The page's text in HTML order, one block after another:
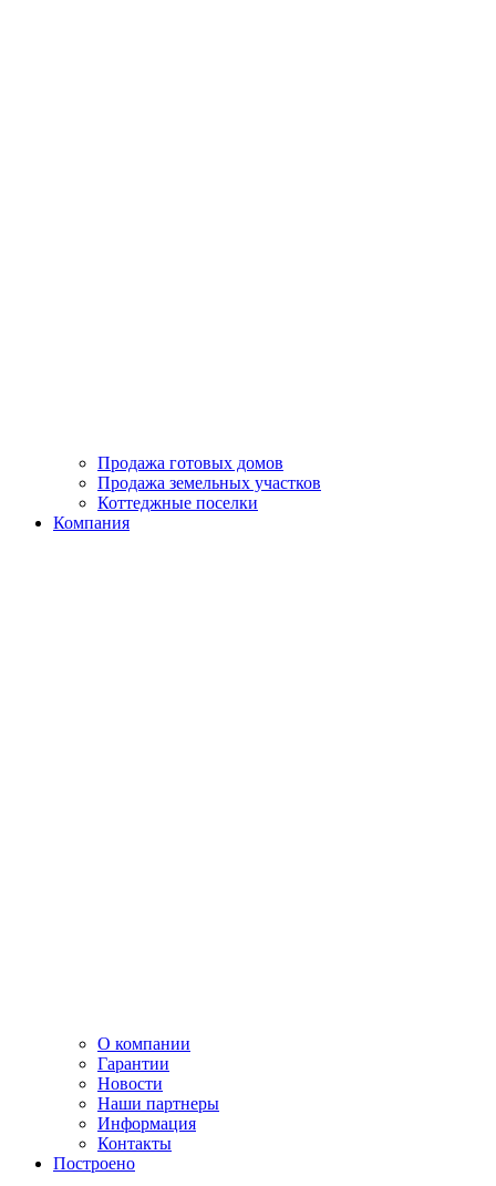
Продажа готовых домов
Продажа земельных участков
Коттеджные поселки
Компания
О компании
Гарантии
Новости
Наши партнеры
Информация
Контакты
Построено